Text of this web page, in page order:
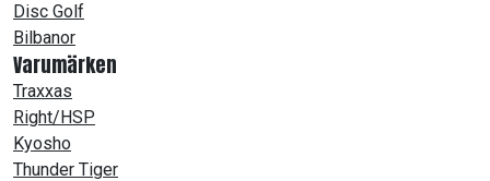
Disc Golf
Bilbanor
Varumärken
Traxxas
Right/HSP
Kyosho
Thunder Tiger